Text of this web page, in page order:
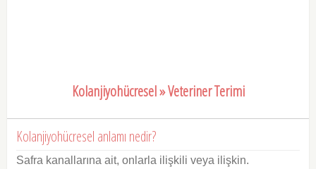
Kolanjiyohücresel » Veteriner Terimi
Kolanjiyohücresel anlamı nedir?
Safra kanallarına ait, onlarla ilişkili veya ilişkin.